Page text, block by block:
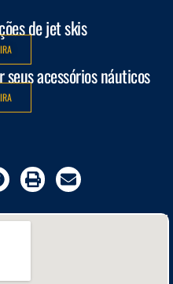
de jet skis
seus acessórios náuticos